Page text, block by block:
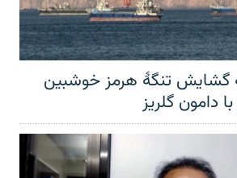
گشایش تنگهٔ هرمز خوشبین
دامون گلریز